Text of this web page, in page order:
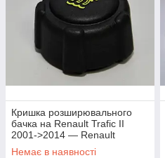
Кришка розширювального
бачка на Renault Trafic II
2001->2014 — Renault
(Оригінал) - 8200048024
Немає в наявності